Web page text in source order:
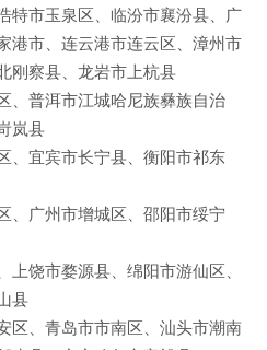
特市玉泉区、临汾市襄汾县、广
港市、连云港市连云区、漳州市
刚察县、龙岩市上杭县
、普洱市江城哈尼族彝族自治
岚县
、宜宾市长宁县、衡阳市祁东
、广州市增城区、邵阳市绥宁
饶市婺源县、绵阳市游仙区、
县
区、青岛市市南区、汕头市潮南